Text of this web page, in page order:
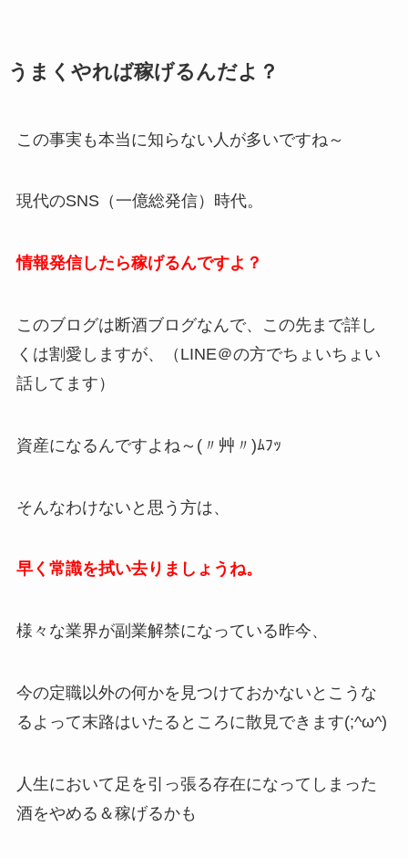
うまくやれば稼げるんだよ？
この事実も本当に知らない人が多いですね～
現代のSNS（一億総発信）時代。
情報発信したら稼げるんですよ？
このブログは断酒ブログなんで、この先まで詳し
くは割愛しますが、（LINE＠の方でちょいちょい
話してます）
資産になるんですよね～(〃艸〃)ﾑﾌｯ
そんなわけないと思う方は、
早く常識を拭い去りましょうね。
様々な業界が副業解禁になっている昨今、
今の定職以外の何かを見つけておかないとこうな
るよって末路はいたるところに散見できます(;^ω^)
人生において足を引っ張る存在になってしまった
酒をやめる＆稼げるかも